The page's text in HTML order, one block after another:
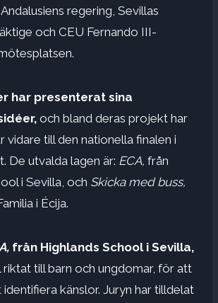
regering, Sevillas
och CEU Fernando III-
har presenterat sina
och bland deras projekt har
vidare till den nationella finalen i
De utvalda lagen är: ECA, från
i Sevilla, och Skicka med buss,
i Écija.
från Highlands School i Sevilla,
till barn och ungdomar, för att
känslor. Juryn har tilldelat